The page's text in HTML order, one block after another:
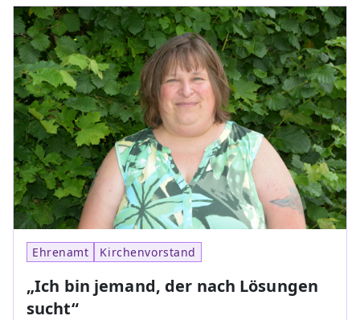
Ehrenamt Kirchenvorstand
„Ich bin jemand, der nach Lösungen
sucht“